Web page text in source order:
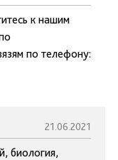
к нашим
по телефону:
21.06.2021
биология,